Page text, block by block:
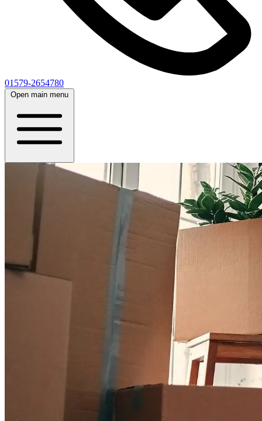
01579-2654780
Open main menu